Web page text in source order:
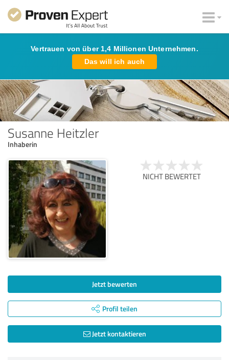
Vertrauen von über 1,4 Millionen Unternehmen.
Das will ich auch
Susanne Heitzler
Inhaberin
NICHT BEWERTET
Jetzt bewerten
Profil teilen
Jetzt kontaktieren